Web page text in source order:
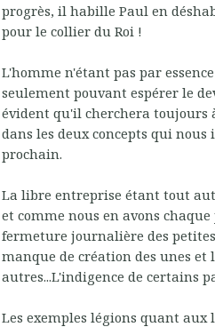
progrès, il habille Paul en
pour le collier du Roi !
L'homme n'étant pas par
seulement pouvant espérer le
évident qu'il cherchera toujours
dans les deux concepts qui
prochain.
La libre entreprise étant tout
et comme nous en avons
fermeture journalière des
manque de création des unes et
autres...L'indigence de certains
Les exemples légions quant